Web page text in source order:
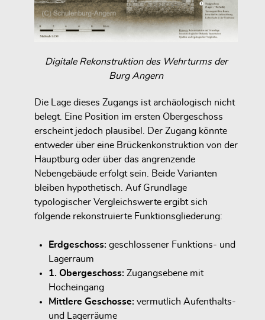
Digitale Rekonstruktion des Wehrturms der
Burg Angern
Die Lage dieses Zugangs ist archäologisch nicht
belegt. Eine Position im ersten Obergeschoss
erscheint jedoch plausibel. Der Zugang könnte
entweder über eine Brückenkonstruktion von der
Hauptburg oder über das angrenzende
Nebengebäude erfolgt sein. Beide Varianten
bleiben hypothetisch. Auf Grundlage
typologischer Vergleichswerte ergibt sich
folgende rekonstruierte Funktionsgliederung:
Erdgeschoss: geschlossener Funktions- und
Lagerraum
1. Obergeschoss: Zugangsebene mit
Hocheingang
Mittlere Geschosse: vermutlich Aufenthalts-
und Lagerräume